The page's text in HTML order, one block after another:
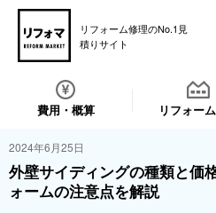
リフォーム修理のNo.1見
積りサイト
費用・概算 リフォー
2024年6月25日
外壁サイディングの種類と価
ォームの注意点を解説